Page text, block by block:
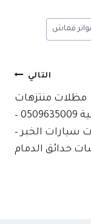
قماش
التالي
مظلات منتزهات
الشرقية 0509635009 –
سيارات الخبر –
حدائق الدمام